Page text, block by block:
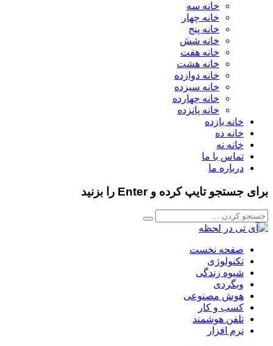
خانه سه
خانه چهار
خانه پنج
خانه شش
خانه هفت
خانه هشت
خانه دوازده
خانه سیزده
خانه چهارده
خانه پانزده
خانه یازده
خانه ده
خانه نه
تماس با ما
درباره ما
برای جستجو تایپ کرده و Enter را بزنید
صفحه نخست
تکنولوژی
شیوه زندگی
وبگردی
هوش مصنوعی
کسب و کار
تلفن هوشمند
نرم افزار